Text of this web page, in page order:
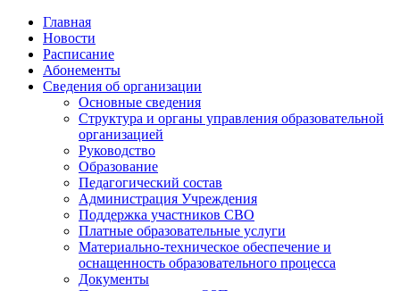
Главная
Новости
Расписание
Абонементы
Сведения об организации
Основные сведения
Структура и органы управления образовательной
организацией
Руководство
Образование
Педагогический состав
Администрация Учреждения
Поддержка участников СВО
Платные образовательные услуги
Материально-техническое обеспечение и
оснащенность образовательного процесса
Документы